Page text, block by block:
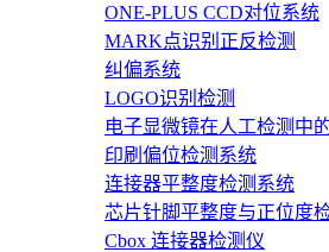
ONE-PLUS CCD对位系统
MARK点识别正反检测
纠偏系统
LOGO识别检测
电子显微镜在人工检测中
印刷偏位检测系统
连接器平整度检测系统
芯片针脚平整度与正位度
Cbox 连接器检测仪